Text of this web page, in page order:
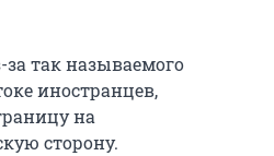
так называемого
иностранцев,
на
сторону.